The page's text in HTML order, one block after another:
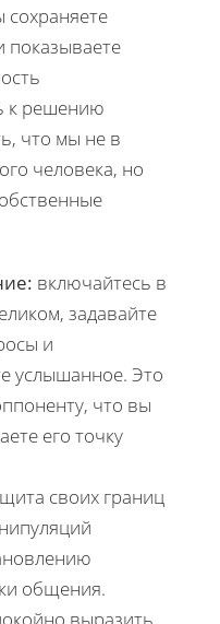
показываете
к решению
что мы не в
человека, но
включайтесь в
задавайте
и
услышанное. Это
что вы
его точку
своих границ
общения.